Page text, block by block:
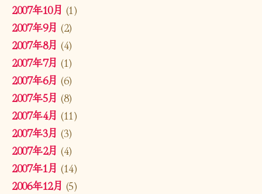
2007年10月 (1)
2007年9月 (2)
2007年8月 (4)
2007年7月 (1)
2007年6月 (6)
2007年5月 (8)
2007年4月 (11)
2007年3月 (3)
2007年2月 (4)
2007年1月 (14)
2006年12月 (5)